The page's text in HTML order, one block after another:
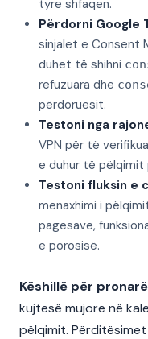
tyre shfaqen.
Përdorni Google
sinjalet e Consent
duhet të shihni
refuzuara dhe
përdoruesit.
Testoni nga
VPN për të
e duhur të pëlqimit
Testoni fluksin e
menaxhimi i
pagesave,
e porosisë.
Këshillë për
kujtesë mujore në
pëlqimit.